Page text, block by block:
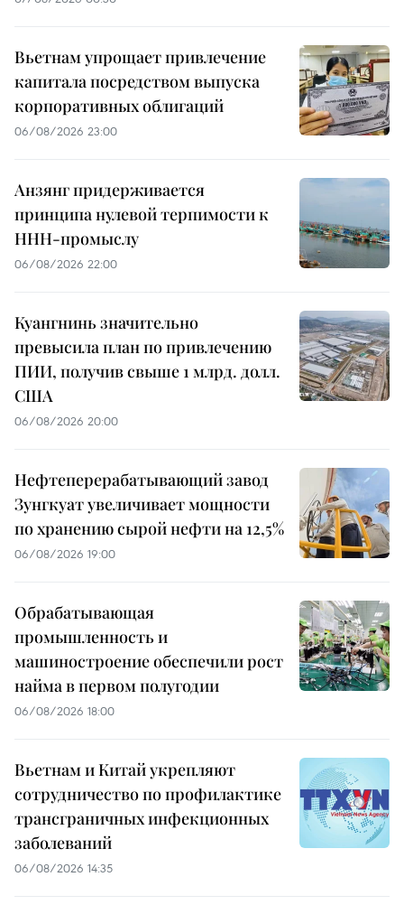
Вьетнам упрощает привлечение
капитала посредством выпуска
корпоративных облигаций
06/08/2026 23:00
Анзянг придерживается
принципа нулевой терпимости к
ННН-промыслу
06/08/2026 22:00
Куангнинь значительно
превысила план по привлечению
ПИИ, получив свыше 1 млрд. долл.
США
06/08/2026 20:00
Нефтеперерабатывающий завод
Зунгкуат увеличивает мощности
по хранению сырой нефти на 12,5%
06/08/2026 19:00
Обрабатывающая
промышленность и
машиностроение обеспечили рост
найма в первом полугодии
06/08/2026 18:00
Вьетнам и Китай укрепляют
сотрудничество по профилактике
трансграничных инфекционных
заболеваний
06/08/2026 14:35